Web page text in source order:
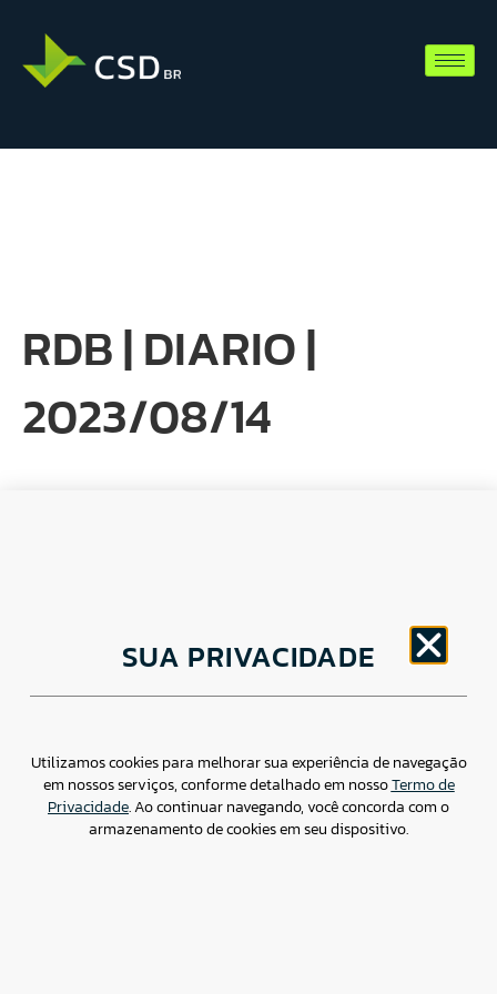
RDB | DIARIO |
2023/08/14
Av. Brigadeiro Faria Lima, 1779 – 5oAndar Jardim
Paulistano, São Paulo/ SP – CEP: 01452-914
Assessoria de imprensa: imprensa@csdbr.com
SUA PRIVACIDADE
Utilizamos cookies para melhorar sua experiência de navegação
em nossos serviços, conforme detalhado em nossoTermo de
Privacidade. Ao continuar navegando, você concorda com o
armazenamento de cookies em seu dispositivo.